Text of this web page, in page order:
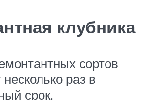
клубника
сортов
раз в
срок.